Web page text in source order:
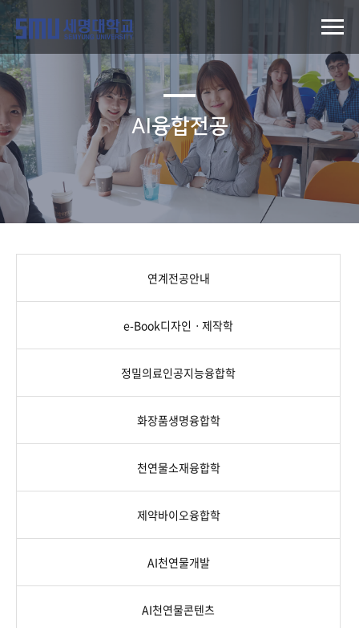
AI융합전공
연계전공안내
e-Book디자인ㆍ제작학
정밀의료인공지능융합학
화장품생명융합학
천연물소재융합학
제약바이오융합학
AI천연물개발
AI천연물콘텐츠